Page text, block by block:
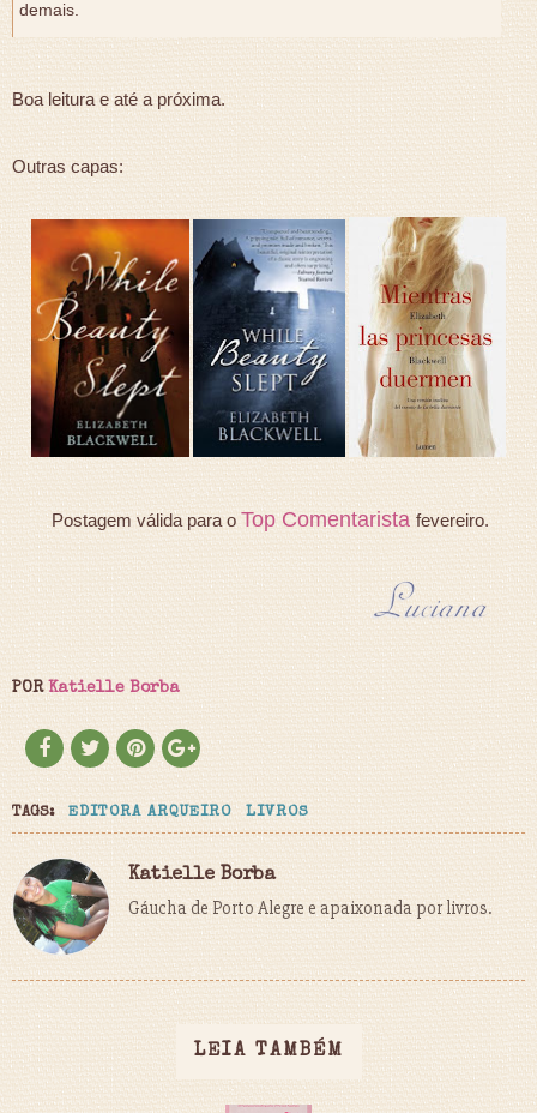
demais.
Boa leitura e até a próxima.
Outras capas:
Postagem válida para o Top Comentarista fevereiro.
PORKatielle Borba
TAGS: EDITORA ARQUEIRO LIVROS
Katielle Borba
Gáucha de Porto Alegre e apaixonada por livros.
LEIA TAMBÉM